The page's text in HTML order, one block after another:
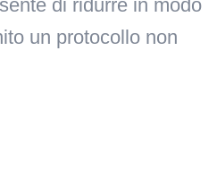
di ridurre in modo
un protocollo non